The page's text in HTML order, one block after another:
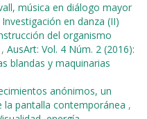
música en diálogo mayor
en danza (II)
del organismo
, AusArt: Vol. 4 Núm. 2 (2016):
blandas y maquinarias
anónimos, un
pantalla contemporánea ,